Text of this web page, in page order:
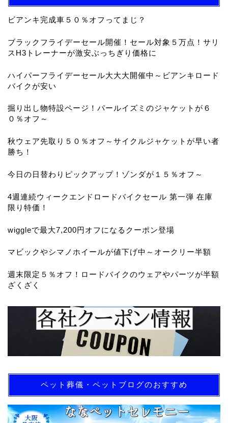
ビアンキ完成車５０％オフってまじ？
ブラックフライデーセール開催！セール対象５万点！サリ
スH3トレーナーが激安ぶっちぎり価格に
ハイパーフライデーセール大大大開催中～ビアンキロード
バイクが安い
掘り出し物特設ページ！パールイズミのジャケットが６
０％オフ～
秋ウェア先取り５０％オフ～サイクルジャケットが早い者
勝ち！
今日の日替わりピックアップ！ゾンダが１５％オフ～
4週連続ウィークエンドロードバイクセール 第一弾 在庫
限り特価！
wiggleで最大7,200円オフになるクーポン登場
マビックやシマノホイールが値下げ中～オークリー半額
週末限定５％オフ！ロードバイクのウェアやパーツが半額
ざくざく
ペット葬儀・ペットブログのおすすめ